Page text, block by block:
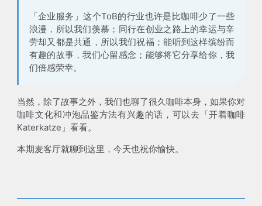
「企业服务」这个ToB的行业也许是比咖啡少了一些
浪漫，所以我们羡慕；同行在创业之路上的幸运与辛
劳却又都是共通，所以我们祝福；能听到这样缤纷而
有趣的故事，我们心留感念；能够将它分享给你，我
们倍感荣幸。
当然，除了故事之外，我们也聊了很久咖啡本身，如果你对
咖啡文化和冲泡品鉴方法有兴趣的话，可以去「开着咖啡
Katerkatze」看看。
本期麦客厅就聊到这里，今天也祝你愉快。